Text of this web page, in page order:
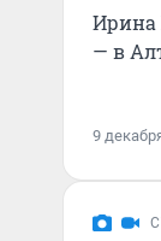
Ирина
— в
9